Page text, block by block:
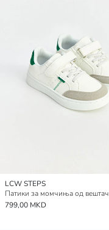
LCW STEPS
Патики за момчиња од
799,00 MKD